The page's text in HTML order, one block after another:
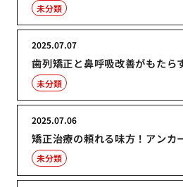
未分類
歯列矯正と鼻呼吸改善がもたら
2025.07.07
未分類
矯正治療の頼れる味方！アンカ
2025.07.06
未分類